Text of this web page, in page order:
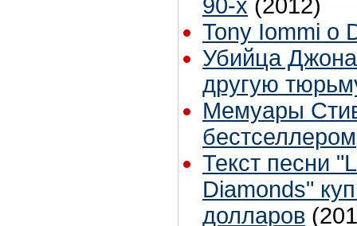
90-х (2012)
Tony Iommi о
Убийца
другую
Мемуары
бестселлером
Текст песни
Diamonds"
долларов